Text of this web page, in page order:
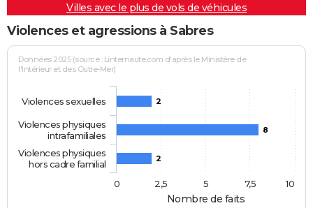
Villes avec le plus de vols de véhicules
Violences et agressions à Sabres
Nombre de faits
Données 2025 (source : Linternaute.com d'après le Ministère de
l'Intérieur et des Outre-Mer)
2
8
2
Violences sexuelles
Violences physiques
intrafamiliales
Violences physiques
hors cadre familial
0
10
2,5 5 7,5